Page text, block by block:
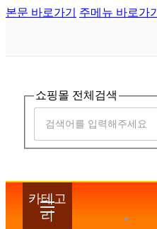
본문 바로가기 주메뉴 바로가기
쇼핑몰 전체검색
카테고
리